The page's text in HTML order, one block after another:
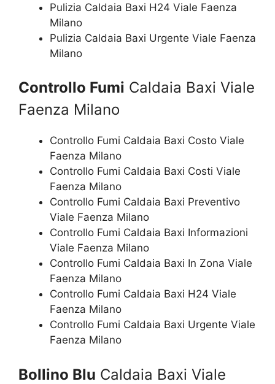
Pulizia Caldaia Baxi H24 Viale Faenza
Milano
Pulizia Caldaia Baxi Urgente Viale Faenza
Milano
Controllo Fumi Caldaia Baxi Viale
Faenza Milano
Controllo Fumi Caldaia Baxi Costo Viale
Faenza Milano
Controllo Fumi Caldaia Baxi Costi Viale
Faenza Milano
Controllo Fumi Caldaia Baxi Preventivo
Viale Faenza Milano
Controllo Fumi Caldaia Baxi Informazioni
Viale Faenza Milano
Controllo Fumi Caldaia Baxi In Zona Viale
Faenza Milano
Controllo Fumi Caldaia Baxi H24 Viale
Faenza Milano
Controllo Fumi Caldaia Baxi Urgente Viale
Faenza Milano
Bollino Blu Caldaia Baxi Viale